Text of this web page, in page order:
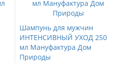
Шампунь для мужчин
ИНТЕНСИВНЫЙ УХОД 250
мл Мануфактура Дом
Природы